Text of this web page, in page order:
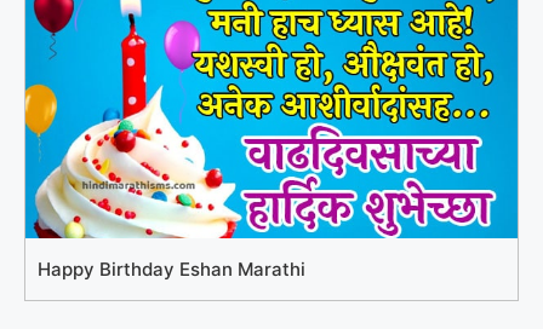
Happy Birthday Eshan Marathi